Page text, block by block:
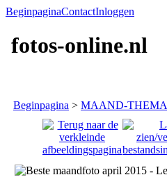
BeginpaginaContactInloggen
fotos-online.nl
Beginpagina > MAAND-THEMA